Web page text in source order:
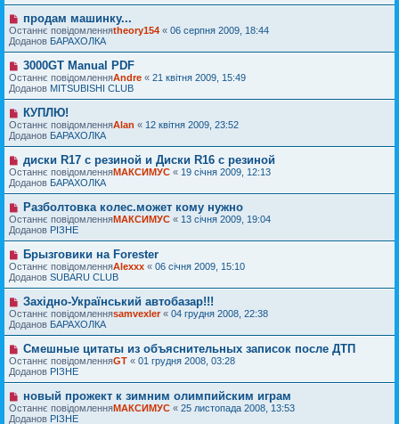
е
н
н
я
д
о
м
л
е
н
н
я
е
о
в
і
д
о
м
л
е
н
н
я
Н
о
в
е
п
о
в
і
д
м
л
е
н
я
продам машинку...
Останнє повідомленняtheory154 « 06 серпня 2009, 18:44
Доданов БАРАХОЛКА
Н
о
в
е
п
о
в
і
д
о
м
л
е
н
н
я
3000GT Manual PDF
Останнє повідомленняAndre « 21 квітня 2009, 15:49
Доданов MITSUBISHI CLUB
Н
о
в
е
о
в
і
д
м
л
е
н
н
я
КУПЛЮ!
Останнє повідомленняAlan « 12 квітня 2009, 23:52
Доданов БАРАХОЛКА
Н
о
в
е
п
о
в
і
д
м
л
е
н
н
я
диски R17 с резиной и Диски R16 с резиной
Останнє повідомленняМАКСИМУС « 19 січня 2009, 12:13
Доданов БАРАХОЛКА
Н
о
в
е
п
о
в
і
д
о
м
л
е
н
я
Разболтовка колес.может кому нужно
Останнє повідомленняМАКСИМУС « 13 січня 2009, 19:04
Доданов РІЗНЕ
Н
о
в
е
п
о
в
і
д
о
м
л
е
н
н
я
Брызговики на Forester
Останнє повідомленняAlexxx « 06 січня 2009, 15:10
Доданов SUBARU CLUB
Н
о
в
е
п
о
в
і
д
о
м
л
Західно-Український автобазар!!!
Останнє повідомленняsamvexler« 04 грудня 2008, 22:38
Доданов БАРАХОЛКА
Н
о
в
е
о
в
Смешные цитаты из объяснительных записок после ДТП
Останнє повідомленняGT « 01 грудня 2008, 03:28
Доданов РІЗНЕ
Н
о
в
новый прожект к зимним олимпийским играм
Останнє повідомленняМАКСИМУС « 25 листопада 2008, 13:53
Доданов РІЗНЕ